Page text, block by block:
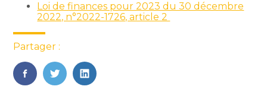
Loi de finances pour 2023 du 30 décembre
2022, n°2022-1726, article 2
Partager :
FaceBook
TwitterLinkedIn